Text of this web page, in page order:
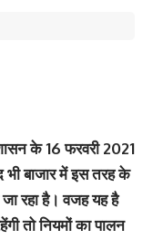
के 16 फरवरी 2021
बाजार में इस तरह के
जा रहा है। वजह यह है
तो नियमों का पालन